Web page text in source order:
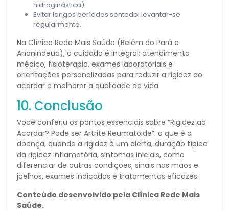
hidroginástica).
Evitar longos períodos sentado; levantar-se
regularmente.
Na Clínica Rede Mais Saúde (Belém do Pará e
Ananindeua), o cuidado é integral: atendimento
médico, fisioterapia, exames laboratoriais e
orientações personalizadas para reduzir a rigidez ao
acordar e melhorar a qualidade de vida.
10. Conclusão
Você conferiu os pontos essenciais sobre “Rigidez ao
Acordar? Pode ser Artrite Reumatoide”: o que é a
doença, quando a rigidez é um alerta, duração típica
da rigidez inflamatória, sintomas iniciais, como
diferenciar de outras condições, sinais nas mãos e
joelhos, exames indicados e tratamentos eficazes.
Conteúdo desenvolvido pela Clínica Rede Mais
Saúde.